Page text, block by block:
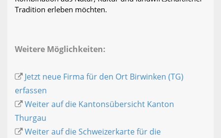
Tradition erleben möchten.
Weitere Möglichkeiten:
Jetzt neue Firma für den Ort Birwinken (TG)
erfassen
Weiter auf die Kantonsübersicht Kanton
Thurgau
Weiter auf die Schweizerkarte für die